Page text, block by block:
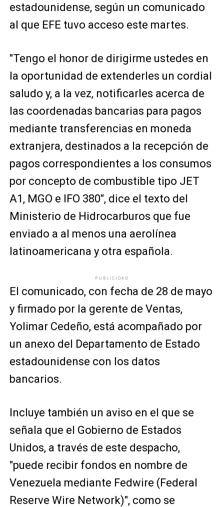
estadounidense, según un comunicado
al que EFE tuvo acceso este martes.
"Tengo el honor de dirigirme ustedes en
la oportunidad de extenderles un cordial
saludo y, a la vez, notificarles acerca de
las coordenadas bancarias para pagos
mediante transferencias en moneda
extranjera, destinados a la recepción de
pagos correspondientes a los consumos
por concepto de combustible tipo JET
A1, MGO e IFO 380", dice el texto del
Ministerio de Hidrocarburos que fue
enviado a al menos una aerolínea
latinoamericana y otra española.
PUBLICIDAD
El comunicado, con fecha de 28 de mayo
y firmado por la gerente de Ventas,
Yolimar Cedeño, está acompañado por
un anexo del Departamento de Estado
estadounidense con los datos
bancarios.
Incluye también un aviso en el que se
señala que el Gobierno de Estados
Unidos, a través de este despacho,
"puede recibir fondos en nombre de
Venezuela mediante Fedwire (Federal
Reserve Wire Network)", como se